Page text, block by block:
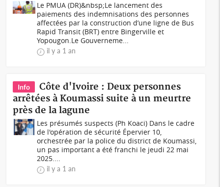
Le PMUA (DR)&nbsp;Le lancement des
paiements des indemnisations des personnes
affectées par la construction d’une ligne de Bus
Rapid Transit (BRT) entre Bingerville et
Yopougon.Le Gouverneme...
il y a 1 an
Info
Côte d'Ivoire : Deux personnes
arrêtées à Koumassi suite à un meurtre
près de la lagune
Les présumés suspects (Ph Koaci) Dans le cadre
de l'opération de sécurité Épervier 10,
orchestrée par la police du district de Koumassi,
un pas important a été franchi le jeudi 22 mai
2025....
il y a 1 an